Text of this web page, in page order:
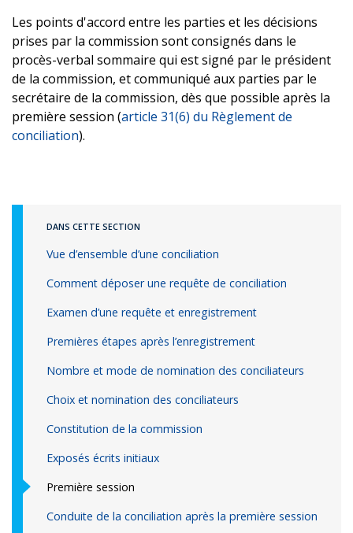
Les points d'accord entre les parties et les décisions
prises par la commission sont consignés dans le
procès-verbal sommaire qui est signé par le président
de la commission, et communiqué aux parties par le
secrétaire de la commission, dès que possible après la
première session (article 31(6) du Règlement de
conciliation).
DANS CETTE SECTION
Vue d’ensemble d’une conciliation
Comment déposer une requête de conciliation
Examen d’une requête et enregistrement
Premières étapes après l’enregistrement
Nombre et mode de nomination des conciliateurs
Choix et nomination des conciliateurs
Constitution de la commission
Exposés écrits initiaux
Première session
Conduite de la conciliation après la première session